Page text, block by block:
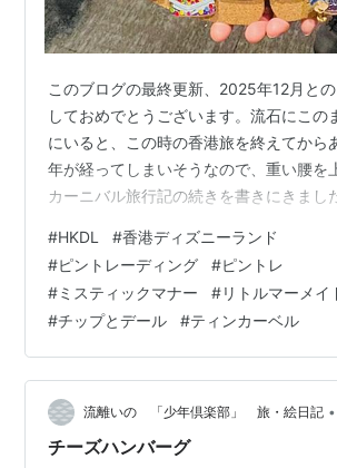
このブログの最終更新、2025年12月と
しておめでとうございます。流石にこの
にいると、この時の香港旅を終えてから
年が経ってしまいそうなので、重い腰を
カーニバル旅行記の続きを書きにきまし
への興味関心が高まっているタイミング
Fantasyのヨーロッパ航路旅行記も書き
当選率は高いがお目当て入手は…なルー
ーム 1日目との違いと気付き ピントレ成
右するのは… “神の手を持つ少女”が起こ
再…
#HKDL #香港ディズニーランド
#ピントレーディング #ピントレ
#ミスティックマナー #リトルマーメイ
#チップとデール #ティンカーベル
流離いの 「少年倶楽部」 旅・絵日記 •
チーズハンバーグ